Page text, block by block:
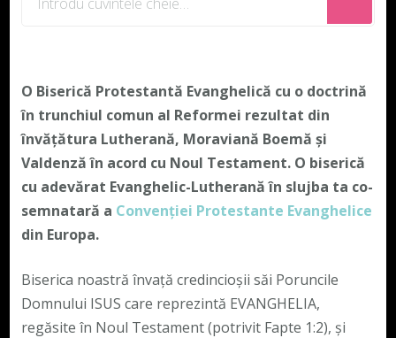
O Biserică Protestantă Evanghelică cu o doctrină
în trunchiul comun al Reformei rezultat din
învățătura Lutherană, Moraviană Boemă și
Valdenză în acord cu Noul Testament. O biserică
cu adevărat Evanghelic-Lutherană în slujba ta co-
semnatară a Convenției Protestante Evanghelice
din Europa.
Biserica noastră învață credincioșii săi Poruncile
Domnului ISUS care reprezintă EVANGHELIA,
regăsite în Noul Testament (potrivit Fapte 1:2), și